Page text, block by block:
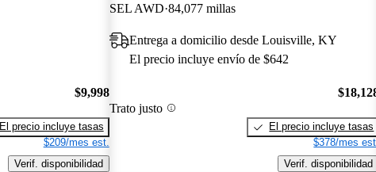
$9,998
El precio incluye tasas
$209/mes est.
Verif. disponibilidad
SEL AWD 84,077 millas
Entrega a domicilio desde Louisville, KY
El precio incluye envío de $642
Trato justo
El precio incluye tasas
$378/mes
Verif. disponibilidad